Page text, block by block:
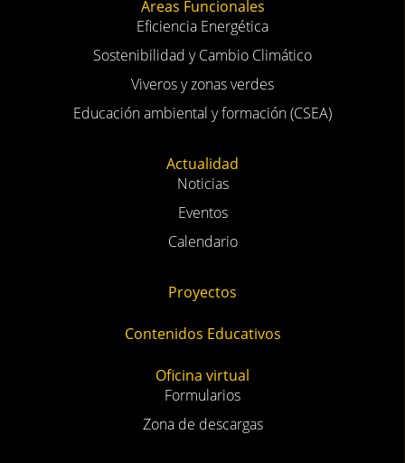
Áreas Funcionales
Eficiencia Energética
Sostenibilidad y Cambio Climático
Viveros y zonas verdes
Educación ambiental y formación (CSEA)
Actualidad
Noticias
Eventos
Calendario
Proyectos
Contenidos Educativos
Oficina virtual
Formularios
Zona de descargas